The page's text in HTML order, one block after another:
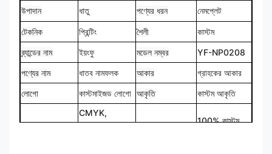
উপাদান ধাতু পণ্যের ধরন নেমপ্লেট
টেকনিক প্রিন্টিং শৈলী
কাস্টম
ব্র্যান্ডের নাম
ইয়ংফু মডেল নম্বর
YF-NP0208
পণ্যের নাম
ধাতব নামফলক আকার
গ্রাহকের আকার
লোগো
কাস্টমাইজড লোগো আকৃতি কাস্টম আকৃতি
CMYK,
100% কাস্টম